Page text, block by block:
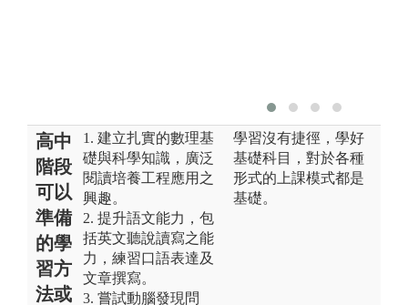
高中
階段
可以
準備
的學
習方
法或
1. 建立扎實的數理基
礎與科學知識，廣泛
閱讀培養工程應用之
興趣。
2. 提升語文能力，包
括英文聽說讀寫之能
力，練習口語表達及
文章撰寫。
3. 嘗試動腦發現問
學習沒有捷徑，學好
基礎科目，對於各種
形式的上課模式都是
基礎。